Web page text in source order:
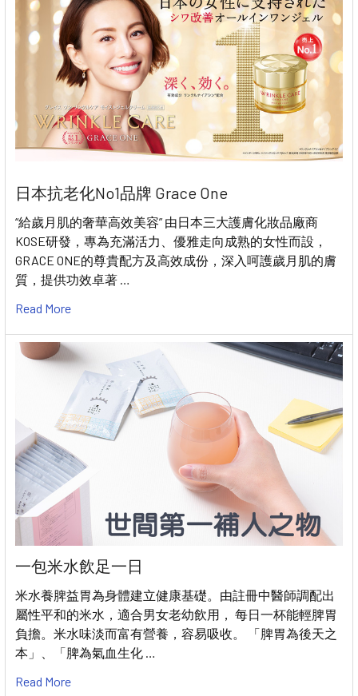
日本抗老化No1品牌 Grace One
“給歲月肌的奢華高效美容” 由日本三大護膚化妝品廠商
KOSE研發，專為充滿活力、優雅走向成熟的女性而設，
GRACE ONE的尊貴配方及高效成份，深入呵護歲月肌的膚
質，提供功效卓著 …
Read More
一包米水飲足一日
米水養脾益胃為身體建立健康基礎。由註冊中醫師調配出
屬性平和的米水，適合男女老幼飲用， 每日一杯能輕脾胃
負擔。米水味淡而富有營養，容易吸收。 「脾胃為後天之
本」、「脾為氣血生化 …
Read More